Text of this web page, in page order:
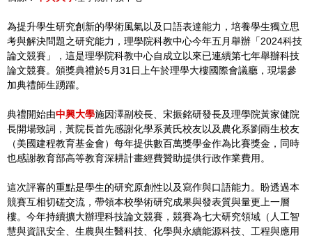
為提升學生研究創新的學術風氣以及口語表達能力，培養學生獨立思
考與解決問題之研究能力，理學院科教中心今年五月舉辦「2024科技
論文競賽」，這是理學院科教中心自成立以來已連續第七年舉辦科技
論文競賽。頒獎典禮於5月31日上午於理學大樓國際會議廳，現場參
加典禮師生踴躍。
典禮開始由中興大學施因澤副校長、宋振銘研發長及理學院黃家健院
長開場致詞，黃院長首先感謝化學系黃氏校友以及農化系劉雨生校友
（美國建程教育基金會）每年提供數百萬獎學金作為比賽獎金，同時
也感謝教育部高等教育深耕計畫經費贊助提供行政作業費用。
這次評審的重點是學生的研究原創性以及寫作與口語能力。盼透過本
競賽互相切磋交流，帶領本校學術研究成果與發表質與量更上一層
樓。今年持續擴大辦理科技論文競賽，競賽為七大研究領域（人工智
慧與資訊安全、生農與生醫科技、化學與永續能源科技、工程與應用